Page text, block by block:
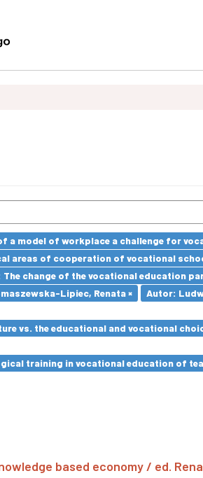
a model of workplace a challenge for
areas of cooperation of vocational
The change of the vocational education
Lipiec, Renata ×
Autor:
vs. the educational and vocational
training in vocational education of
based economy / ed.